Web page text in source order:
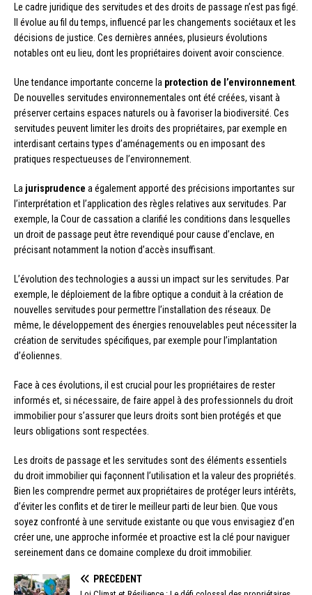
Le cadre juridique des servitudes et des droits de passage n’est pas figé.
Il évolue au fil du temps, influencé par les changements sociétaux et les
décisions de justice. Ces dernières années, plusieurs évolutions
notables ont eu lieu, dont les propriétaires doivent avoir conscience.
Une tendance importante concerne la protection de l’environnement
De nouvelles servitudes environnementales ont été créées, visant à
préserver certains espaces naturels ou à favoriser la biodiversité. Ces
servitudes peuvent limiter les droits des propriétaires, par exemple en
interdisant certains types d’aménagements ou en imposant des
pratiques respectueuses de l’environnement.
La jurisprudence a également apporté des précisions importantes sur
l’interprétation et l’application des règles relatives aux servitudes. Par
exemple, la Cour de cassation a clarifié les conditions dans lesquelles
un droit de passage peut être revendiqué pour cause d’enclave, en
précisant notamment la notion d’accès insuffisant.
L’évolution des technologies a aussi un impact sur les servitudes. Par
exemple, le déploiement de la fibre optique a conduit à la création de
nouvelles servitudes pour permettre l’installation des réseaux. De
même, le développement des énergies renouvelables peut nécessiter la
création de servitudes spécifiques, par exemple pour l’implantation
d’éoliennes.
Face à ces évolutions, il est crucial pour les propriétaires de rester
informés et, si nécessaire, de faire appel à des professionnels du droit
immobilier pour s’assurer que leurs droits sont bien protégés et que
leurs obligations sont respectées.
Les droits de passage et les servitudes sont des éléments essentiels
du droit immobilier qui façonnent l’utilisation et la valeur des propriétés.
Bien les comprendre permet aux propriétaires de protéger leurs intérêts,
d’éviter les conflits et de tirer le meilleur parti de leur bien. Que vous
soyez confronté à une servitude existante ou que vous envisagiez d’en
créer une, une approche informée et proactive est la clé pour naviguer
sereinement dans ce domaine complexe du droit immobilier.
PRÉCÉDENT